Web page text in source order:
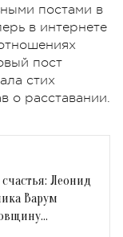
постами в
в интернете
пост
стих
о расставании.
Леонид
Варум